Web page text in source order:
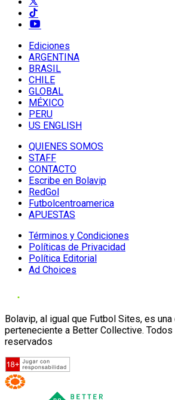
Ediciones
ARGENTINA
BRASIL
CHILE
GLOBAL
MÉXICO
PERU
US ENGLISH
QUIENES SOMOS
STAFF
CONTACTO
Escribe en Bolavip
RedGol
Futbolcentroamerica
APUESTAS
Términos y Condiciones
Políticas de Privacidad
Política Editorial
Ad Choices
Bolavip, al igual que Futbol Sites, es una
perteneciente a Better Collective.
reservados